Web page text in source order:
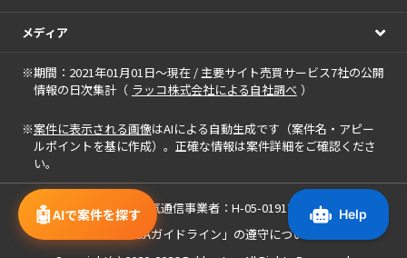
🤖AIで案件を探す
メディア
※期間：2021年01月01日～現在 / 主要サイト売買サービス7社の公開
情報の日次集計（ ラッコ株式会社による自社調べ ）
※案件に表示される画像はAIによる自動生成です（案件名・アピー
ルポイントを基に作成）。正確な情報は案件詳細をご確認くださ
い。
届出電気通信事業者：H-05-01917
「中小M&Aガイドライン」の遵守について